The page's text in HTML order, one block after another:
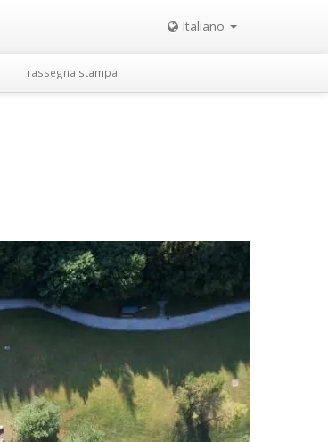
Italiano
rassegna stampa